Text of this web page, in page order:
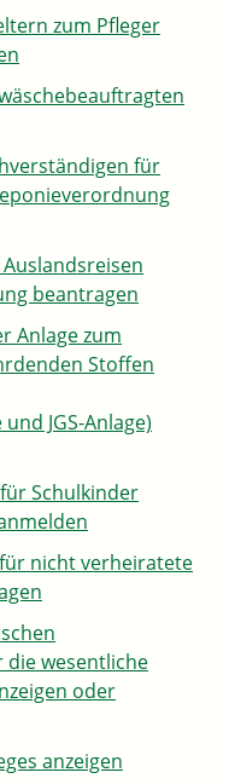
zum Pfleger
für
beantragen
Anlage zum
Stoffen
JGS-Anlage)
Schulkinder
nicht verheiratete
wesentliche
oder
anzeigen